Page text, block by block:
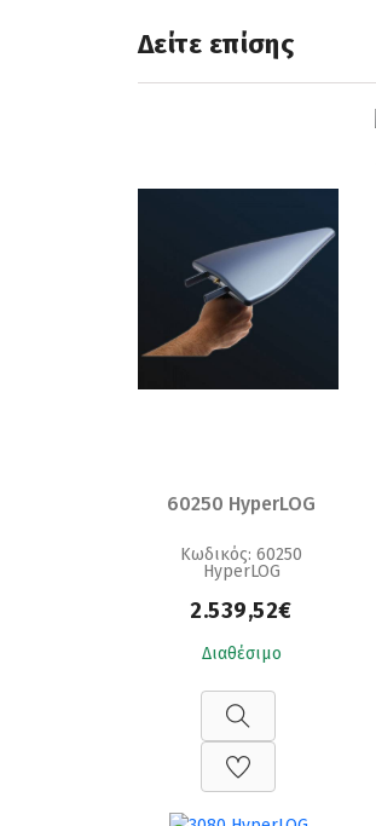
Δείτε επίσης
60250 HyperLOG
Κωδικός: 60250
HyperLOG
2.539,52€
Διαθέσιμο